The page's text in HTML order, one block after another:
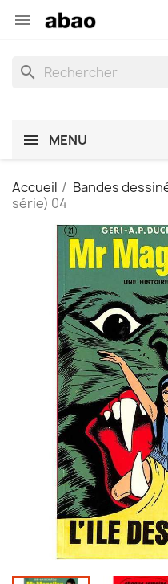

search
MENU
Accueil Bandes
série) 04